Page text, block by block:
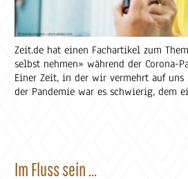
Zeit.de hat einen Fachartikel zum
selbst nehmen» während der Corona-
Einer Zeit, in der wir vermehrt auf
der Pandemie war es schwierig, dem
Im Fluss sein ...